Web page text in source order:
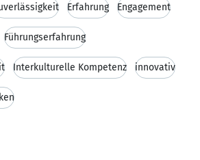
Erfahrung Engagement
Führungserfahrung
Interkulturelle Kompetenz innovativ